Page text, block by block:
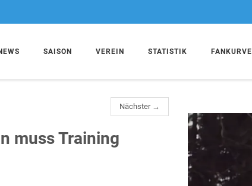
SAISON VEREIN STATISTIK FANKURVE
Nächster →
muss Training